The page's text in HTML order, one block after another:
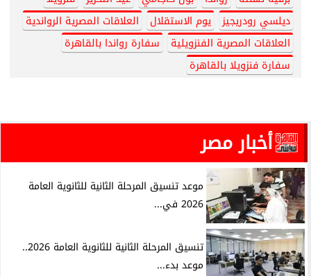
ديلسي رودريجيز
يوم الاستقلال
العلاقات المصرية الرواندية
العلاقات المصرية الفنزويلية
سفارة رواندا بالقاهرة
سفارة فنزويلا بالقاهرة
أخبار مصر
موعد تنسيق المرحلة الثانية للثانوية العامة
2026 في...
تنسيق المرحلة الثانية للثانوية العامة 2026..
موعد بدء...